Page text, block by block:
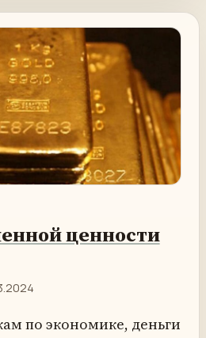
ценности
по экономике, деньги